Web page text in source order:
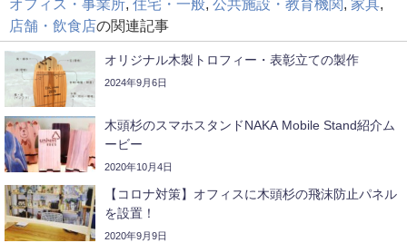
オフィス・事業所, 住宅・一般, 公共施設・教育機関, 家具,
店舗・飲食店の関連記事
オリジナル木製トロフィー・表彰立ての製作
2024年9月6日
木頭杉のスマホスタンドNAKA Mobile Stand紹介ム
ービー
2020年10月4日
【コロナ対策】オフィスに木頭杉の飛沫防止パネル
を設置！
2020年9月9日